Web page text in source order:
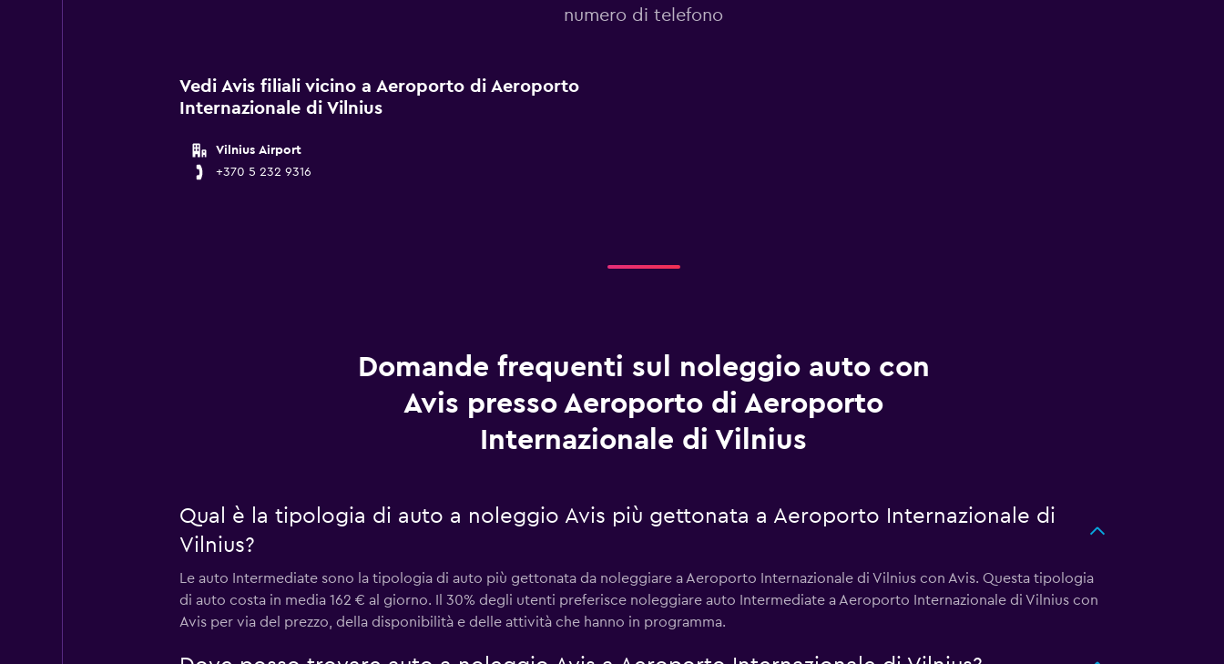
numero di telefono
Vedi Avis filiali vicino a Aeroporto di Aeroporto
Internazionale di Vilnius
Vilnius Airport
+370 5 232 9316
Domande frequenti sul noleggio auto con
Avis presso Aeroporto di Aeroporto
Internazionale di Vilnius
Qual è la tipologia di auto a noleggio Avis più gettonata a Aeroporto Internazionale di
Vilnius?
Le auto Intermediate sono la tipologia di auto più gettonata da noleggiare a Aeroporto Internazionale di Vilnius con Avis. Questa tipologia
di auto costa in media 162 € al giorno. Il 30% degli utenti preferisce noleggiare auto Intermediate a Aeroporto Internazionale di Vilnius con
Avis per via del prezzo, della disponibilità e delle attività che hanno in programma.